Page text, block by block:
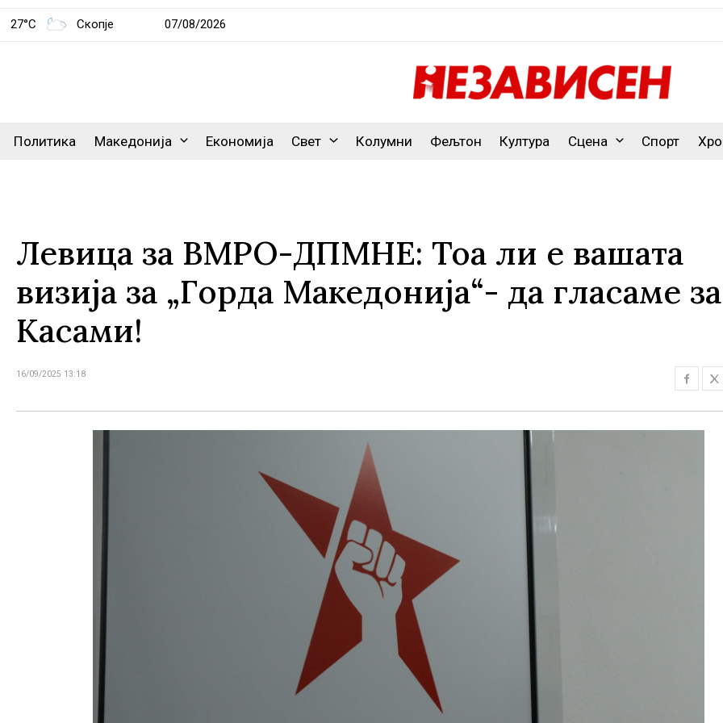
27°C Скопје 07/08/2026
Политика Македонија Економија Свет Колумни Фељтон Култура Сцена Спорт
Левица за ВМРО-ДПМНЕ: Тоа ли е вашата
визија за „Горда Македонија“- да гласаме за
Касами!
16/09/2025 13:18